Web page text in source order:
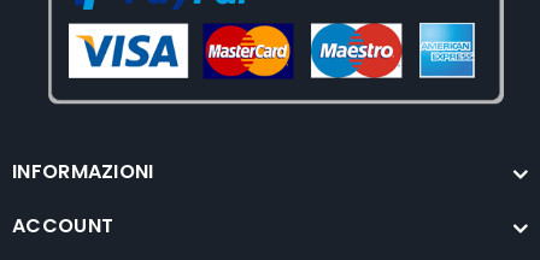
INFORMAZIONI
ACCOUNT